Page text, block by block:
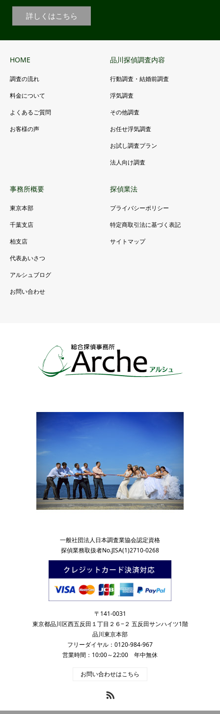
詳しくはこちら
HOME
調査の流れ
料金について
よくあるご質問
お客様の声
品川探偵調査内容
行動調査・結婚前調査
浮気調査
その他調査
お任せ浮気調査
お試し調査プラン
法人向け調査
事務所概要
東京本部
千葉支店
柏支店
代表あいさつ
アルシュブログ
お問い合わせ
探偵業法
プライバシーポリシー
特定商取引法に基づく表記
サイトマップ
一般社団法人日本調査業協会認定資格
探偵業務取扱者No.JISA(1)2710-0268
〒141-0031
東京都品川区西五反田１丁目２６−２ 五反田サンハイツ1階
品川東京本部
フリーダイヤル：0120-984-967
営業時間：10:00～22:00 年中無休
お問い合わせはこちら